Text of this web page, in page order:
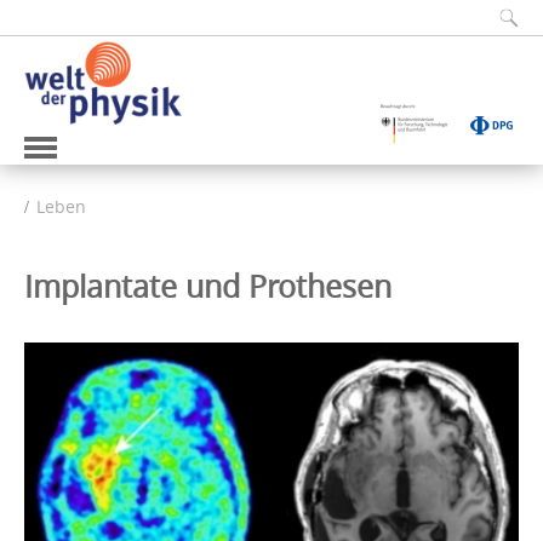
Leben
Implantate und Prothesen